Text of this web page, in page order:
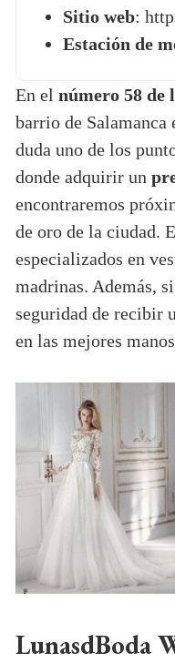
Sitio web:
Estación de
En el número 58 de
barrio de
duda uno de los
donde adquirir un
encontraremos
de oro de la ciudad.
especializados en
madrinas. Además,
seguridad de recibir
en las mejores
LunasdBoda